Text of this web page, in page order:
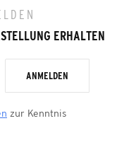
ERHALTEN
ANMELDEN
zur Kenntnis